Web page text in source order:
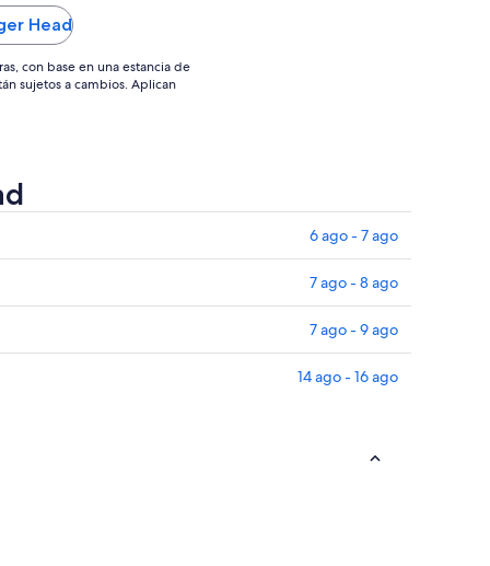
Head
con base en una estancia de
sujetos a cambios. Aplican
6 ago - 7 ago
7 ago - 8 ago
7 ago - 9 ago
14 ago - 16 ago